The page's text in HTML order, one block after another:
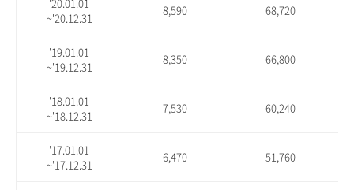
~'20.12.31
8,590 68,720
'19.01.01
~'19.12.31
8,350 66,800
'18.01.01
~'18.12.31
7,530 60,240
'17.01.01
~'17.12.31
6,470 51,760